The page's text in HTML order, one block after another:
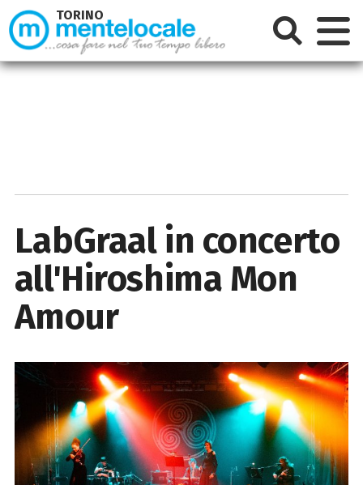
LabGraal in concerto
all'Hiroshima Mon
Amour
TORINO